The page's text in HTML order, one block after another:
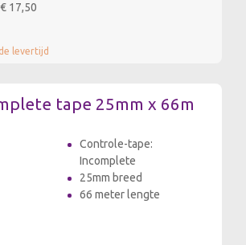
€ 17,50
levertijd
tape 25mm x 66m
Controle-tape:
Incomplete
25mm breed
66 meter lengte